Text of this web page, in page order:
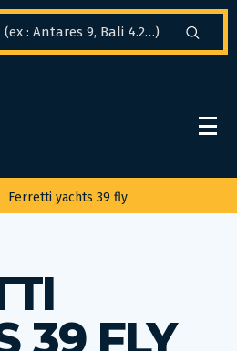
Ferretti yachts 39 fly
39 FLY